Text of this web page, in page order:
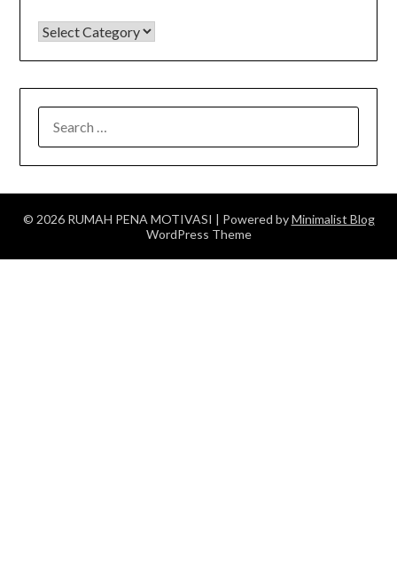
KATEGORI
FOR:
© 2026 RUMAH PENA MOTIVASI | Powered byMinimalist Blog
WordPress Theme